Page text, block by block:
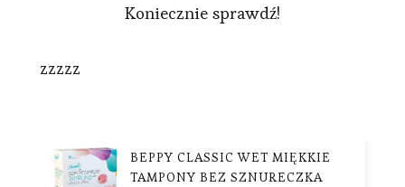
Koniecznie sprawdź!
zzzzz
BEPPY CLASSIC WET MIĘKKIE
TAMPONY BEZ SZNURECZKA